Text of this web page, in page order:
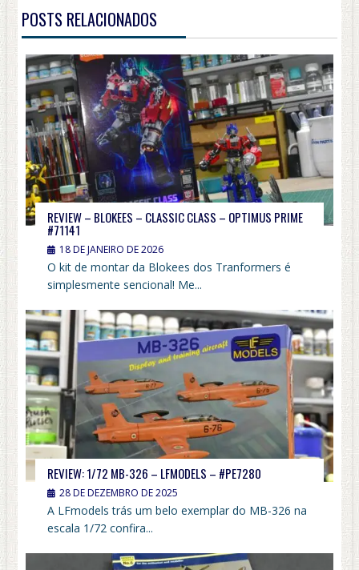
POSTS RELACIONADOS
REVIEW – BLOKEES – CLASSIC CLASS – OPTIMUS PRIME
#71141
18 DE JANEIRO DE 2026
O kit de montar da Blokees dos Tranformers é
simplesmente sencional! Me...
REVIEW: 1/72 MB-326 – LFMODELS – #PE7280
28 DE DEZEMBRO DE 2025
A LFmodels trás um belo exemplar do MB-326 na
escala 1/72 confira...